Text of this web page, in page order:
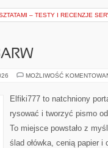
– TESTY I RECENZJE
MOŻLIWOŚĆ
Elfiki777 to natchniony
rysować i tworzyć pismo
To miejsce powstało z
ślad ołówka, cenią papier i